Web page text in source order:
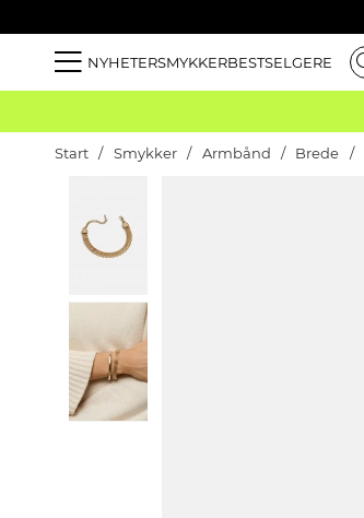
NYHETERSMYKKERBESTSELGERE
Start Smykker Armbånd Brede